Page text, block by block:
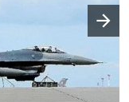
Następny slajd